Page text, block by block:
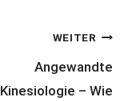
WEITER
Angewandte
Kinesiologie – Wie